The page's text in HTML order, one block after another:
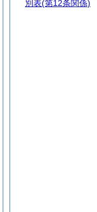
別表(第12条関係)